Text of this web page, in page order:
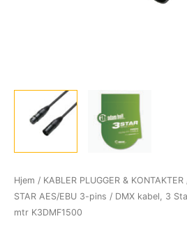
Hjem / KABLER PLUGGER & KONTAKTER
STAR AES/EBU 3-pins / DMX kabel, 3
mtr K3DMF1500